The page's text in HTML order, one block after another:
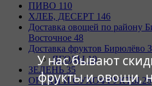
У нас бывают
фрукты и овощи,
ПИВО 110
ХЛЕБ, ДЕСЕРТ 146
Доставка овощей по району
Восточное 48
Доставка фруктов Бирюлёво
ЯГОДЫ10
ЗЕЛЕНЬ 35
ОРЕХИ И СУХОФРУКТЫ26